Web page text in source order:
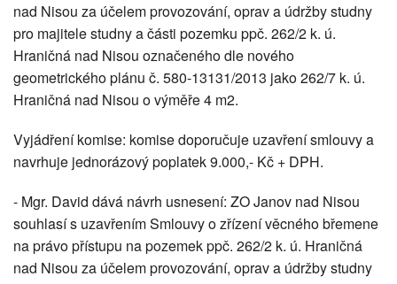
nad Nisou za účelem provozování, oprav a údržby studny
pro majitele studny a části pozemku ppč. 262/2 k. ú.
Hraničná nad Nisou označeného dle nového
geometrického plánu č. 580-13131/2013 jako 262/7 k. ú.
Hraničná nad Nisou o výměře 4 m2.
Vyjádření komise: komise doporučuje uzavření smlouvy a
navrhuje jednorázový poplatek 9.000,- Kč + DPH.
- Mgr. David dává návrh usnesení: ZO Janov nad Nisou
souhlasí s uzavřením Smlouvy o zřízení věcného břemene
na právo přístupu na pozemek ppč. 262/2 k. ú. Hraničná
nad Nisou za účelem provozování, oprav a údržby studny